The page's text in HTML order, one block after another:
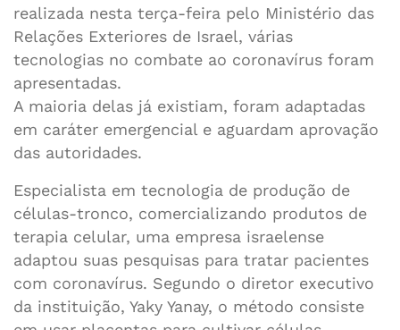
realizada nesta terça-feira pelo Ministério das
Relações Exteriores de Israel, várias
tecnologias no combate ao coronavírus foram
apresentadas.
A maioria delas já existiam, foram adaptadas
em caráter emergencial e aguardam aprovação
das autoridades.
Especialista em tecnologia de produção de
células-tronco, comercializando produtos de
terapia celular, uma empresa israelense
adaptou suas pesquisas para tratar pacientes
com coronavírus. Segundo o diretor executivo
da instituição, Yaky Yanay, o método consiste